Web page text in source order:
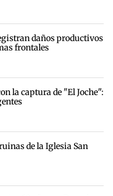
daños productivos
frontales
la captura de "El Joche":
de la Iglesia San